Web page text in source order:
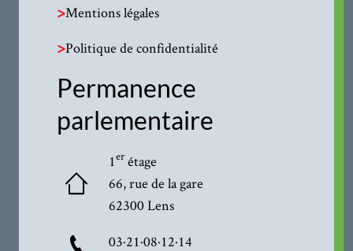
>Mentions légales
>Politique de confidentialité
Permanence
parlementaire
1erétage
66, rue de la gare
62300 Lens
03·21·08·12·14